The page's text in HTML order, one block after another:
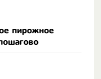
пирожное